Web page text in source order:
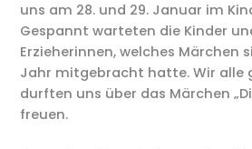
uns am 28. und 29. Januar im
Gespannt warteten die Kinder
Erzieherinnen, welches Märchen
Jahr mitgebracht hatte. Wir alle
durften uns über das Märchen
freuen.